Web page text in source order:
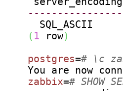
( 1 row)
postgres=# \c
You are now
zabbix=# SHOW